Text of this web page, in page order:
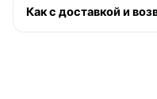
Как с доставкой и